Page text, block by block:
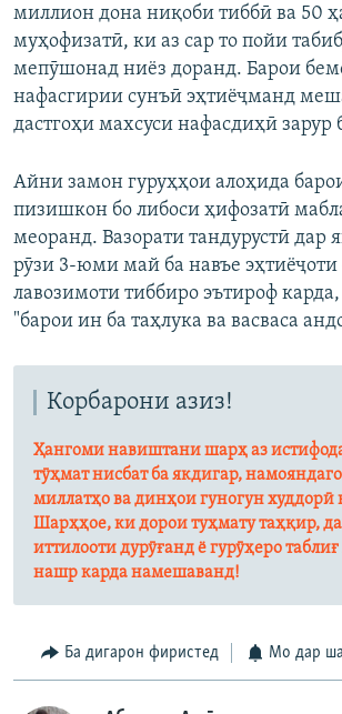
миллион дона ниқоби тиббӣ ва 50
муҳофизатӣ, ки аз сар то пойи
мепӯшонад ниёз доранд. Барои
нафасгирии сунъӣ эҳтиёҷманд
дастгоҳи махсуси нафасдиҳӣ зарур
Айни замон гуруҳҳои алоҳида
пизишкон бо либоси ҳифозатӣ
меоранд. Вазорати тандурустӣ дар
рӯзи 3-юми май ба навъе эҳтиёҷоти
лавозимоти тиббиро эътироф карда,
"барои ин ба таҳлука ва васваса
Корбарони азиз!
Ҳангоми навиштани шарҳ аз
тӯҳмат нисбат ба якдигар,
миллатҳо ва динҳои гуногун худдорӣ
Шарҳҳое, ки дорои туҳмату таҳқир,
иттилооти дурӯғанд ё гурӯҳеро
нашр карда намешаванд!
Ба дигарон фиристед Мо дар